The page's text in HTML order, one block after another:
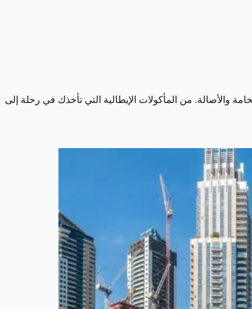
والأصالة. من المأكولات الإيطالية التي تأخذك في رحلة إلى